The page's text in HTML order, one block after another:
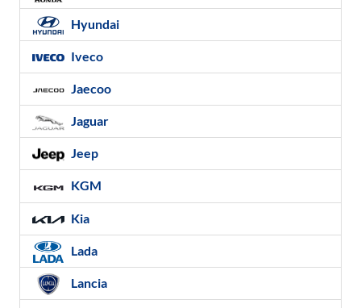
Hyundai
Iveco
Jaecoo
Jaguar
Jeep
KGM
Kia
Lada
Lancia